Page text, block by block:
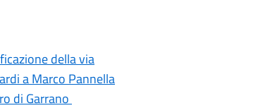
della via
a Marco Pannella
di Garrano